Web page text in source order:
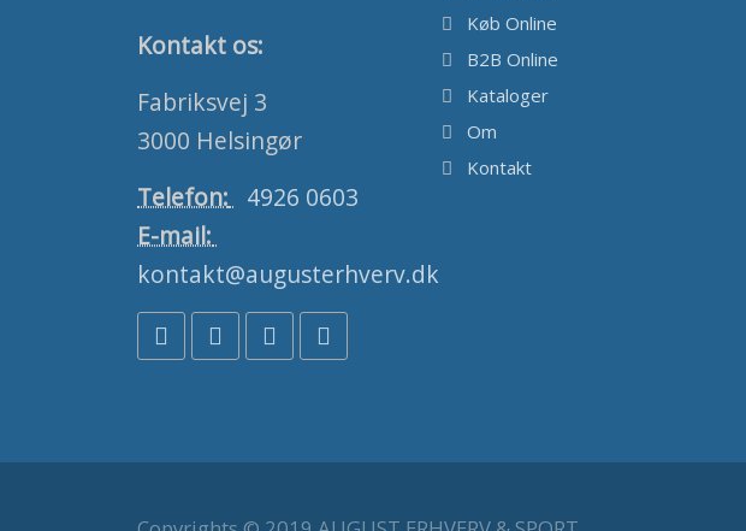
Kontakt os:
Fabriksvej 3
3000 Helsingør
Telefon: 4926 0603
E-mail:
kontakt@augusterhverv.dk
Køb Online
B2B Online
Kataloger
Om
Kontakt